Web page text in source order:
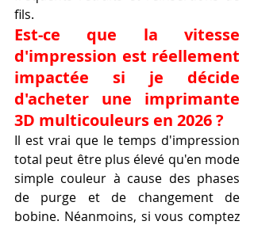
fils.
Est-ce que la vitesse
d'impression est réellement
impactée si je décide
d'acheter une imprimante
3D multicouleurs en 2026 ?
Il est vrai que le temps d'impression
total peut être plus élevé qu'en mode
simple couleur à cause des phases
de purge et de changement de